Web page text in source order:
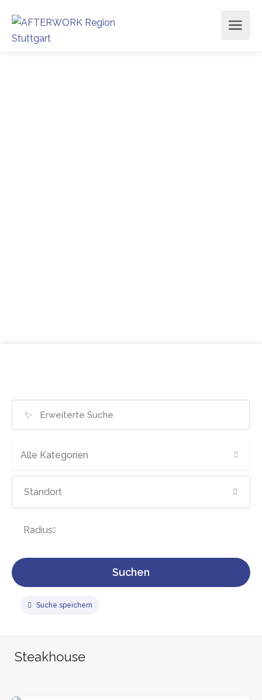
✨
Alle Kategorien
Radius
Suchen
Suche speichern
Steakhouse